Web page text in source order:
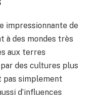
impressionnante de
à des mondes très
aux terres
des cultures plus
pas simplement
d’influences